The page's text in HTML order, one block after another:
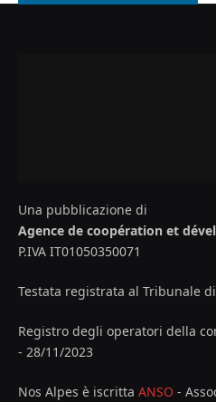
Una pubblicazione di
Agence de coopération et
P.IVA IT01050350071
Testata registrata al Tribunale
Registro degli operatori della
- 28/11/2023
Nos Alpes è iscritta ANSO -